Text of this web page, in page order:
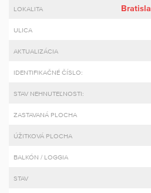
LOKALITA
ULICA
AKTUALIZÁCIA
IDENTIFIKAČNÉ ČÍSLO:
STAV NEHNUTEĽNOSTI:
ZASTAVANÁ PLOCHA
ÚŽITKOVÁ PLOCHA
BALKÓN / LOGGIA
STAV